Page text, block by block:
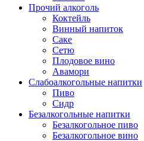
Прочий алкоголь
Коктейль
Винный напиток
Саке
Сетю
Плодовое вино
Авамори
Слабоалкогольные напитки
Пиво
Сидр
Безалкогольные напитки
Безалкогольное пиво
Безалкогольное вино